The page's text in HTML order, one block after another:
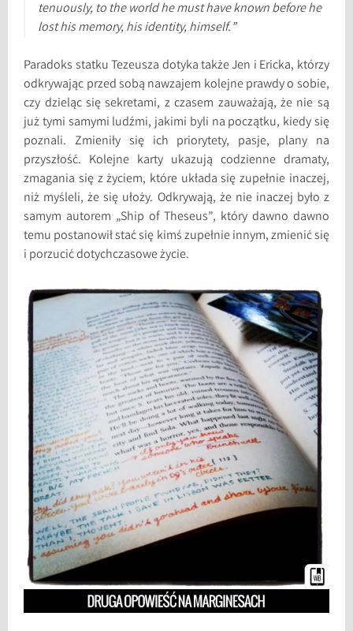
tenuously, to the world he must have known before he
lost his memory, his identity, himself.”
Paradoks statku Tezeusza dotyka także Jen i Ericka, którzy
odkrywając przed sobą nawzajem kolejne prawdy o sobie,
czy dzieląc się sekretami, z czasem zauważają, że nie są
już tymi samymi ludźmi, jakimi byli na początku, kiedy się
poznali. Zmieniły się ich priorytety, pasje, plany na
przyszłość. Kolejne karty ukazują codzienne dramaty,
zmagania się z życiem, które układa się zupełnie inaczej,
niż myśleli, że się ułoży. Odkrywają, że nie inaczej było z
samym autorem „Ship of Theseus”, który dawno dawno
temu postanowił stać się kimś zupełnie innym, zmienić się
i porzucić dotychczasowe życie.